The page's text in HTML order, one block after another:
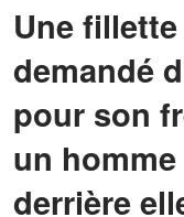
Une
demandé
pour son
un
derrière